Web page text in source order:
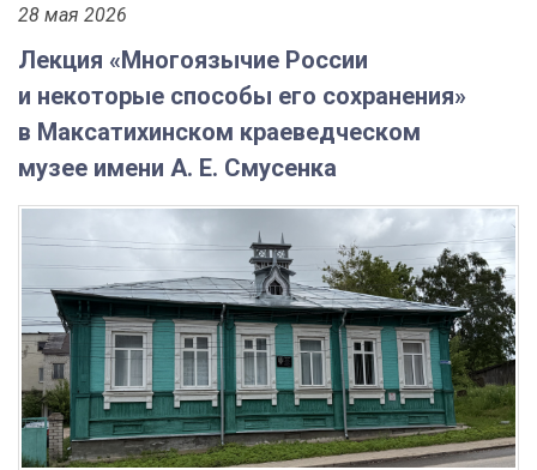
28 мая 2026
Лекция «Многоязычие России
и некоторые способы его сохранения»
в Максатихинском краеведческом
музее имени А. Е. Смусенка